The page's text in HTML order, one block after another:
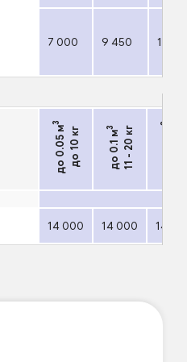
7 000 9 450 13
до 10 кг
до 0.05 м
3
11 - 20 кг
до 0.1 м
3
3
14 000 14 000 14